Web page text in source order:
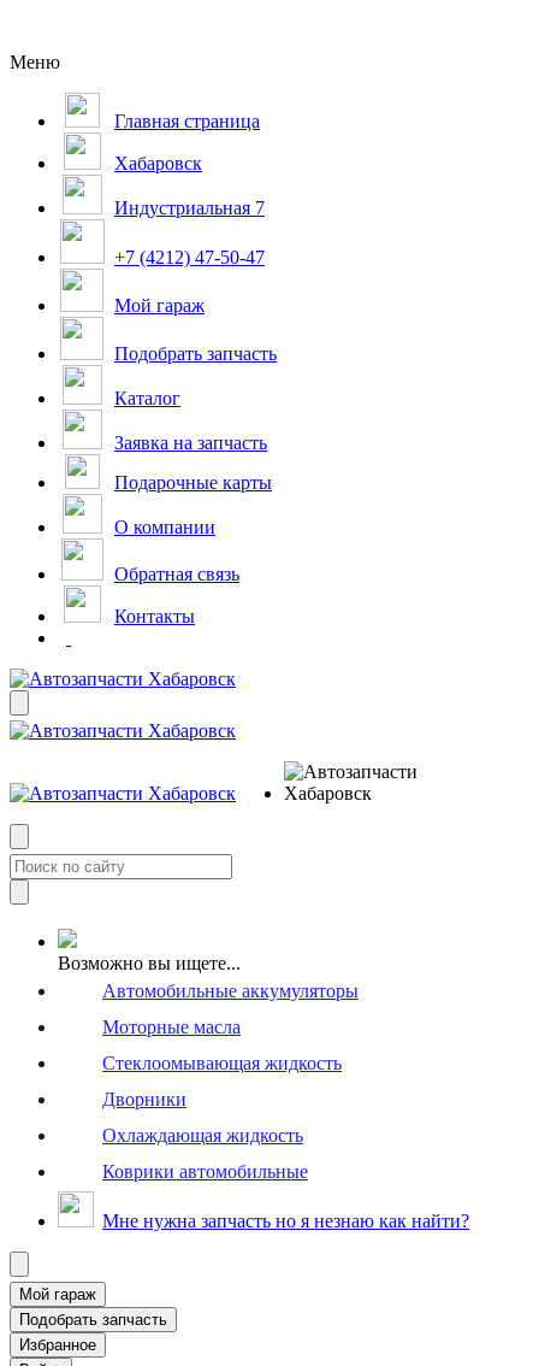
Меню
Главная страница
Хабаровск
Индустриальная 7
+7 (4212) 47-50-47
Мой гараж
Подобрать запчасть
Каталог
Заявка на запчасть
Подарочные карты
О компании
Обратная связь
Контакты
Возможно вы ищете...
Автомобильные аккумуляторы
Моторные масла
Стеклоомывающая жидкость
Дворники
Охлаждающая жидкость
Коврики автомобильные
Мне нужна запчасть но я незнаю как найти?